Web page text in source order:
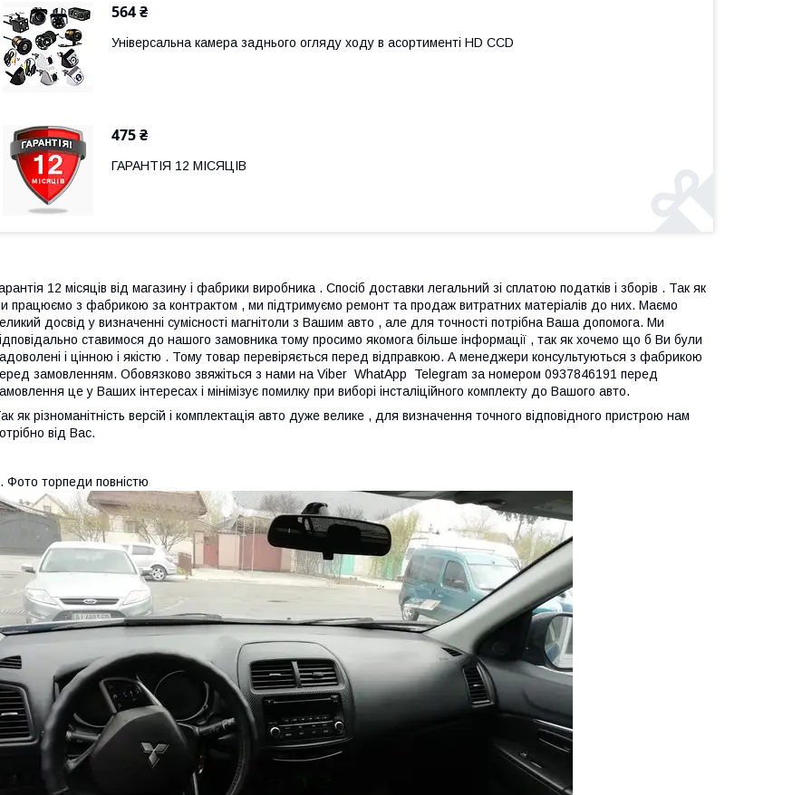
564 ₴
Універсальна камера заднього огляду ходу в асортименті HD ССD
475 ₴
ГАРАНТІЯ 12 МІСЯЦІВ
12 місяців від магазину і фабрики виробника . Спосіб доставки легальний зі сплатою податків і зборів . Так як
працюємо з фабрикою за контрактом , ми підтримуємо ремонт та продаж витратних матеріалів до них. Маємо
досвід у визначенні сумісності магнітоли з Вашим авто , але для точності потрібна Ваша допомога. Ми
ставимося до нашого замовника тому просимо якомога більше інформації , так як хочемо що б Ви були
і цінною і якістю . Тому товар перевіряється перед відправкою. А менеджери консультуються з фабрикою
замовленням. Обовязково звяжіться з нами на Viber WhatApp Telegram за номером 0937846191 перед
це у Ваших інтересах і мінімізує помилку при виборі інсталіційного комплекту до Вашого авто.
як різноманітність версій і комплектація авто дуже велике , для визначення точного відповідного пристрою нам
від Вас.
Фото торпеди повністю